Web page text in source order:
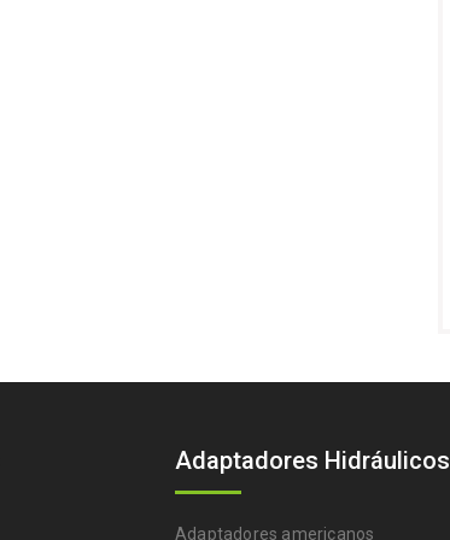
Adaptadores Hidráulicos
Adaptadores americanos